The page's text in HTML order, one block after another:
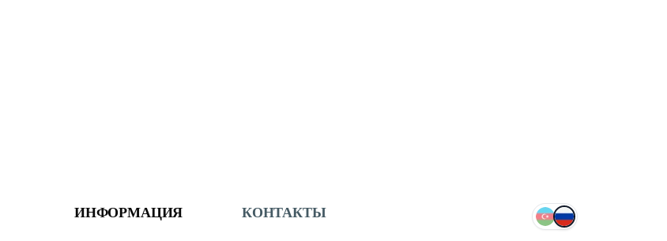
ИНФОРМАЦИЯ КОНТАКТЫ